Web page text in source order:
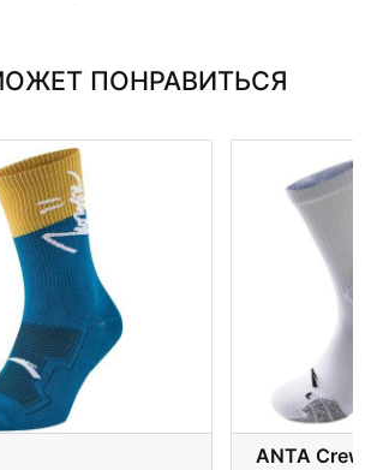
ПОНРАВИТЬСЯ
ANTA Crew